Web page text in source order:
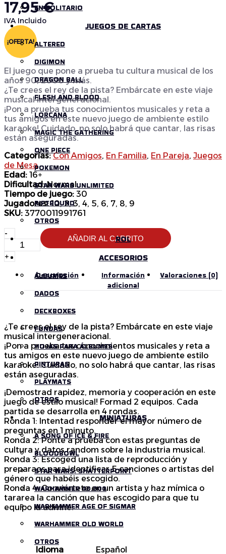
EN SOLITARIO
JUEGOS DE CARTAS
ALTERED
DIGIMON
DRAGON BALL
FLESH AND BLOOD
LORCANA
MAGIC THE GATHERING
ONE PIECE
POKEMON
STAR WARS UNLIMITED
RIFTBOUND
OTROS
ROL
ACCESORIOS
ÁLBUMES
DADOS
DECKBOXES
FUNDAS
HOJAS PARA ÁLBUMES
PINTURAS
PLAYMATS
OTROS
MINIATURAS
A SONG OF ICE & FIRE
BLOODBOWL
STAR WARS: SHATTERPOINT
WARHAMMER 40.000
WARHAMMER AGE OF SIGMAR
WARHAMMER OLD WORLD
OTROS
EN SOLITARIO
JUEGOS DE CARTAS
ALTERED
DIGIMON
DRAGON BALL
FLESH AND BLOOD
LORCANA
MAGIC THE GATHERING
ONE PIECE
POKEMON
STAR WARS UNLIMITED
RIFTBOUND
OTROS
ROL
ACCESORIOS
ÁLBUMES
DADOS
DECKBOXES
FUNDAS
HOJAS PARA ÁLBUMES
PINTURAS
PLAYMATS
OTROS
MINIATURAS
A SONG OF ICE & FIRE
BLOODBOWL
STAR WARS: SHATTERPOINT
WARHAMMER 40.000
WARHAMMER AGE OF SIGMAR
WARHAMMER OLD WORLD
OTROS
original
era:
17,95€
El
precio
actual
es:
17,95 €.
IVA Incluido
¡OFERTA!
El juego que pone a prueba tu cultura musical de los
años 90, 2000 y más.
¿Te crees el rey de la pista? Embárcate en este viaje
musical intergeneracional.
¡Pon a prueba tus conocimientos musicales y reta a
tus amigos en este nuevo juego de ambiente estilo
karaoke! Cuidado, no solo habrá que cantar, las risas
están aseguradas.
Categorías: Con Amigos, En Familia, En Pareja, Juegos
de Mesa
Edad: 16+
Dificultad:Normal
Tiempo de juego: 30
Jugadores:10, 2, 3, 4, 5, 6, 7, 8, 9
SKU: 3770011991761
Cantidad
de
Play
Hit:
Viaje
Musical
-
+
AÑADIR AL CARRITO
Descripción
Información
adicional
Valoraciones (0)
¿Te crees el rey de la pista? Embárcate en este viaje
musical intergeneracional.
¡Pon a prueba tus conocimientos musicales y reta a
tus amigos en este nuevo juego de ambiente estilo
karaoke! Cuidado, no solo habrá que cantar, las risas
están aseguradas.
¡Demostrad rapidez, memoria y cooperación en este
juego de estilo musical! Formad 2 equipos. Cada
partida se desarrolla en 4 rondas.
Ronda 1: Intentad responder el mayor número de
preguntas en 1 minuto.
Ronda 2: Ponte a prueba con estas preguntas de
cultura y datos random sobre la industria musical.
Ronda 3: Escoged una lista de reproducción y
preparaos para identificar 5 canciones o artistas del
género que habéis escogido.
Ronda 4: Conviértete en un artista y haz mímica o
tararea la canción que has escogido para que tu
equipo la adivine.
Idioma Español